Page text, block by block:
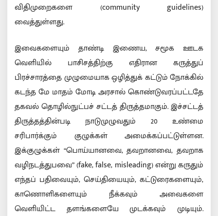
விதிமுறைகளை (community guidelines)
வைத்துள்ளது.
இவைகளையும் தாண்டி இணைய, சமூக ஊடக
வெளியில் பாசிசத்திற்கு எதிரான கருத்துப்
பிரச்சாரத்தை முழுமையாக ஒழித்துக் கட்டும் நோக்கில்
கடந்த மே மாதம் மோடி அரசால் கொண்டுவரப்பட்டதே
தகவல் தொழில்நுட்பச் சட்டத் திருத்தமாகும். இச்சட்டத்
திருத்தத்தின்படி நாடுமுழுவதும் 20 உண்மை
சரிபார்க்கும் குழுக்கள் அமைக்கப்பட்டுள்ளன.
இக்குழுக்கள் “பொய்யானவை, தவறானவை, தவறாக
வழிநடத்துபவை” (fake, false, misleading) என்று கருதும்
எந்தப் பதிவையும், செய்தியையும், கட்டுரைகளையும்,
காணொளிகளையும் நீக்கவும் அவைகளை
வெளியிட்ட தளங்களையே முடக்கவும் முடியும்.